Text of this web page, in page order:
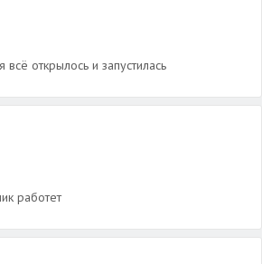
открылось и запустилась
работет